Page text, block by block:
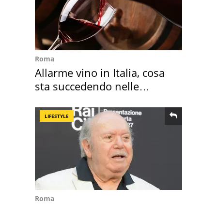
Roma
Allarme vino in Italia, cosa
sta succedendo nelle
LIFESTYLE
Roma